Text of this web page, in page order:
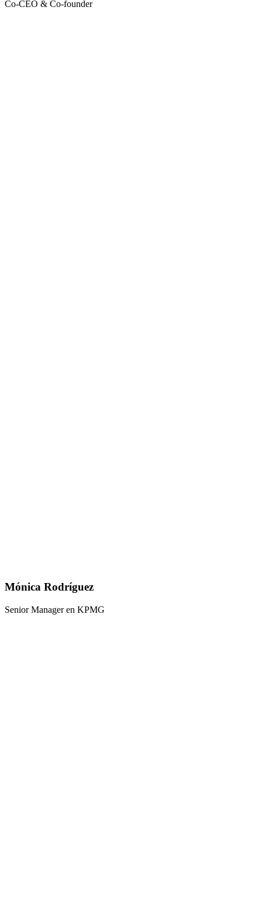
Co-CEO & Co-founder
Mónica Rodríguez
Senior Manager en KPMG